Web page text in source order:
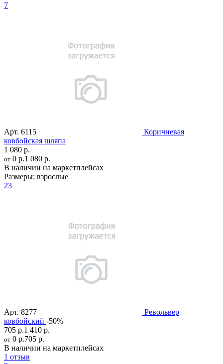
7
Арт. 6115
Коричневая
ковбойская шляпа
1 080 р.
от 0 р.1 080 р.
В наличии на маркетплейсах
Размеры: взрослые
23
Арт. 8277
Револьвер
ковбойский -50%
705 р.1 410 р.
от 0 р.705 р.
В наличии на маркетплейсах
1 отзыв